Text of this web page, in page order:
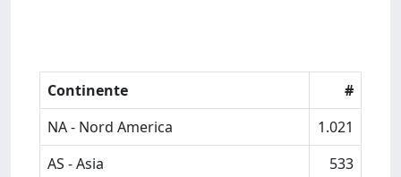
Continente
#
NA - Nord America
1.021
AS - Asia
533